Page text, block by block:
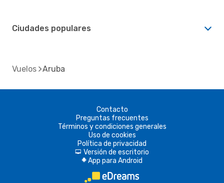
Ciudades populares
Vuelos Aruba
Contacto
Preguntas frecuentes
Términos y condiciones generales
Uso de cookies
Política de privacidad
d Versión de escritorio
A App para Android